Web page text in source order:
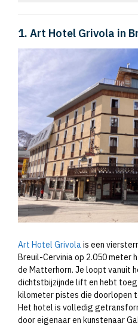
1. Art Hotel Grivola in
Art Hotel Grivolais een
Breuil-Cervinia op 2.050 meter
de Matterhorn. Je loopt vanuit
dichtstbijzijnde lift en hebt
kilometer pistes die doorlopen
Het hotel is volledig
door eigenaar en kunstenaar